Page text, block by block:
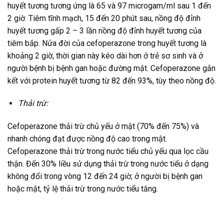
huyết tương tương ứng là 65 và 97 microgam/ml sau 1 đến
2 giờ. Tiêm tĩnh mạch, 15 đến 20 phút sau, nồng độ đỉnh
huyết tương gấp 2 – 3 lần nồng độ đỉnh huyết tương của
tiêm bắp. Nửa đời của cefoperazone trong huyết tương là
khoảng 2 giờ, thời gian này kéo dài hơn ở trẻ sơ sinh và ở
người bệnh bị bệnh gan hoặc đường mật. Cefoperazone gắn
kết với protein huyết tương từ 82 đến 93%, tùy theo nồng độ.
Thải trừ:
Cefoperazone thải trừ chủ yếu ở mật (70% đến 75%) và
nhanh chóng đạt được nồng độ cao trong mật.
Cefoperazone thải trừ trong nước tiểu chủ yếu qua lọc cầu
thận. Đến 30% liều sử dụng thải trừ trong nước tiểu ở dạng
không đổi trong vòng 12 đến 24 giờ; ở người bị bệnh gan
hoặc mật, tỷ lệ thải trừ trong nước tiểu tăng.